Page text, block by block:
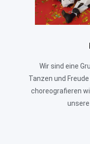
Wir sind eine
Tanzen und
choreografieren